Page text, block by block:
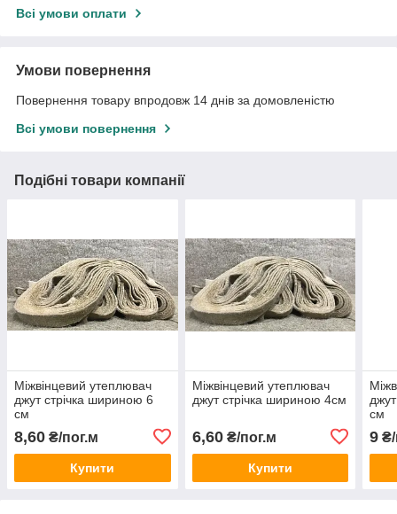
Всі умови оплати
Умови повернення
Повернення товару впродовж 14 днів за домовленістю
Всі умови повернення
Подібні товари компанії
Міжвінцевий утеплювач
джут стрічка шириною 6
см
8,60 ₴/пог.м
Купити
Міжвінцевий утеплювач
джут стрічка шириною 4см
6,60₴/пог.м
Купити
см
9 ₴/